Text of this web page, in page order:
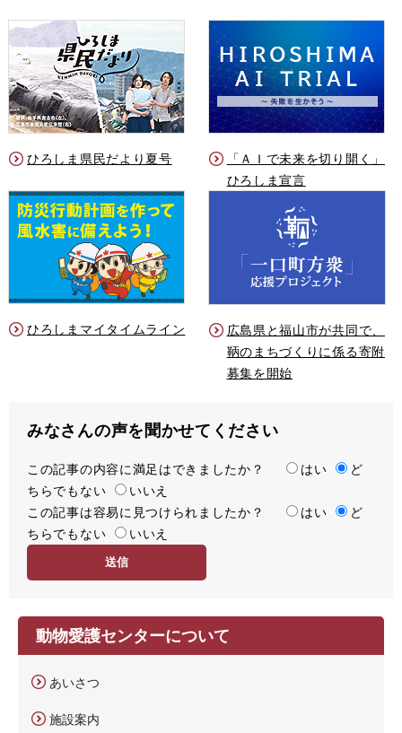
ひろしま県民だより夏号
「ＡＩで未来を切り開く」
ひろしま宣言
ひろしまマイタイムライン
広島県と福山市が共同で、
鞆のまちづくりに係る寄附
募集を開始
みなさんの声を聞かせてください
満
足
度
この記事の内容に満足はできましたか？ はい
ど
ちらでもない
いいえ
容
易
この記事は容易に見つけられましたか？ はい
ど
ちらでもない
いいえ
動物愛護センターについて
あいさつ
施設案内